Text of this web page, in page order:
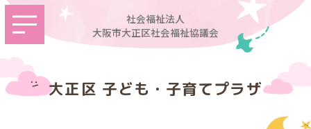
社会福祉法人
大阪市大正区社会福祉協議会
大正区 子ども・子育てプラザ